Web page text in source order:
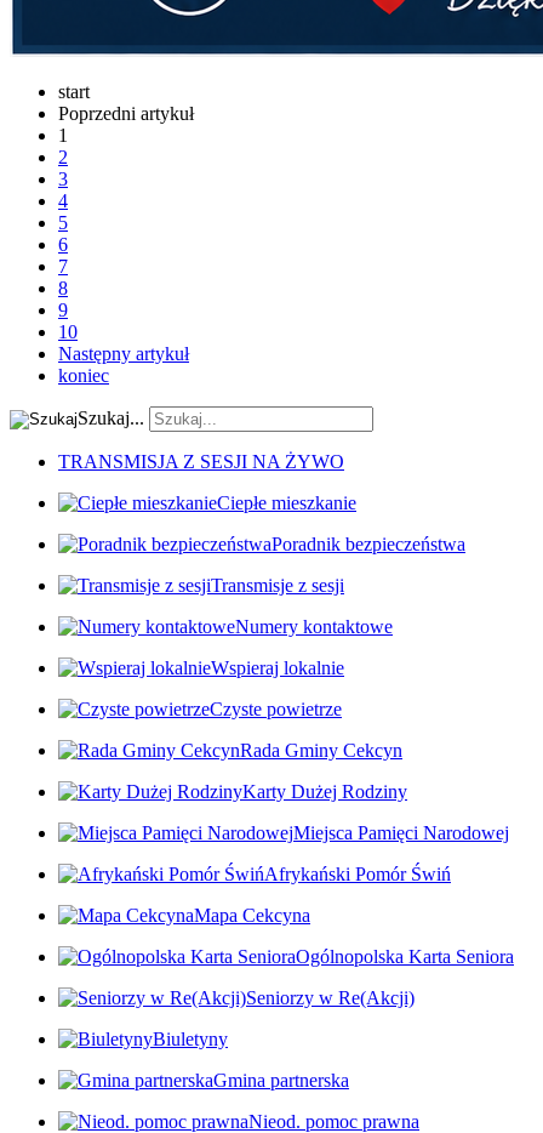
start
Poprzedni artykuł
1
2
3
4
5
6
7
8
9
10
Następny artykuł
koniec
Szukaj...
TRANSMISJA Z SESJI NA ŻYWO
Ciepłe mieszkanie
Poradnik bezpieczeństwa
Transmisje z sesji
Numery kontaktowe
Wspieraj lokalnie
Czyste powietrze
Rada Gminy Cekcyn
Karty Dużej Rodziny
Miejsca Pamięci Narodowej
Afrykański Pomór Świń
Mapa Cekcyna
Ogólnopolska Karta Seniora
Seniorzy w Re(Akcji)
Biuletyny
Gmina partnerska
Nieod. pomoc prawna